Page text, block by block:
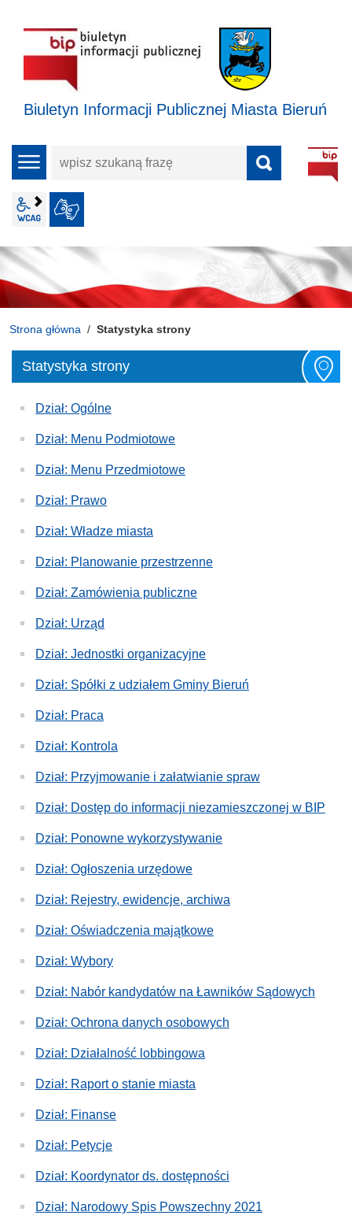
Biuletyn Informacji Publicznej Miasta Bieruń
menu
wpisz
frazę
wcag2.1
Strona główna Statystyka strony
Statystyka strony
Dział: Ogólne
Dział: Menu Podmiotowe
Dział: Menu Przedmiotowe
Dział: Prawo
Dział: Władze miasta
Dział: Planowanie przestrzenne
Dział: Zamówienia publiczne
Dział: Urząd
Dział: Jednostki organizacyjne
Dział: Spółki z udziałem Gminy Bieruń
Dział: Praca
Dział: Kontrola
Dział: Przyjmowanie i załatwianie spraw
Dział: Dostęp do informacji niezamieszczonej w BIP
Dział: Ponowne wykorzystywanie
Dział: Ogłoszenia urzędowe
Dział: Rejestry, ewidencje, archiwa
Dział: Oświadczenia majątkowe
Dział: Wybory
Dział: Nabór kandydatów na Ławników Sądowych
Dział: Ochrona danych osobowych
Dział: Działalność lobbingowa
Dział: Raport o stanie miasta
Dział: Finanse
Dział: Petycje
Dział: Koordynator ds. dostępności
Dział: Narodowy Spis Powszechny 2021